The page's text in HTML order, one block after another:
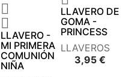


LLAVERO -
MI PRIMERA
COMUNIÓN
NIÑA
LLAVERO DE
GOMA -
PRINCESS
LLAVEROS
3,95 €